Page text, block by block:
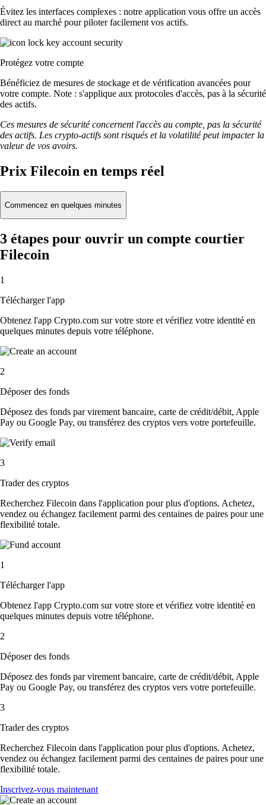
Évitez les interfaces complexes : notre application vous offre un accès
direct au marché pour piloter facilement vos actifs.
Protégez votre compte
Bénéficiez de mesures de stockage et de vérification avancées pour
votre compte. Note : s'applique aux protocoles d'accès, pas à la sécurité
des actifs.
Ces mesures de sécurité concernent l'accès au compte, pas la sécurité
des actifs. Les crypto-actifs sont risqués et la volatilité peut impacter la
valeur de vos avoirs.
Prix Filecoin en temps réel
Commencez en quelques minutes
3 étapes pour ouvrir un compte courtier
Filecoin
1
Télécharger l'app
Obtenez l'app Crypto.com sur votre store et vérifiez votre identité en
quelques minutes depuis votre téléphone.
2
Déposer des fonds
Déposez des fonds par virement bancaire, carte de crédit/débit, Apple
Pay ou Google Pay, ou transférez des cryptos vers votre portefeuille.
3
Trader des cryptos
Recherchez Filecoin dans l'application pour plus d'options. Achetez,
vendez ou échangez facilement parmi des centaines de paires pour une
flexibilité totale.
1
Télécharger l'app
Obtenez l'app Crypto.com sur votre store et vérifiez votre identité en
quelques minutes depuis votre téléphone.
2
Déposer des fonds
Déposez des fonds par virement bancaire, carte de crédit/débit, Apple
Pay ou Google Pay, ou transférez des cryptos vers votre portefeuille.
3
Trader des cryptos
Recherchez Filecoin dans l'application pour plus d'options. Achetez,
vendez ou échangez facilement parmi des centaines de paires pour une
flexibilité totale.
Inscrivez-vous maintenant